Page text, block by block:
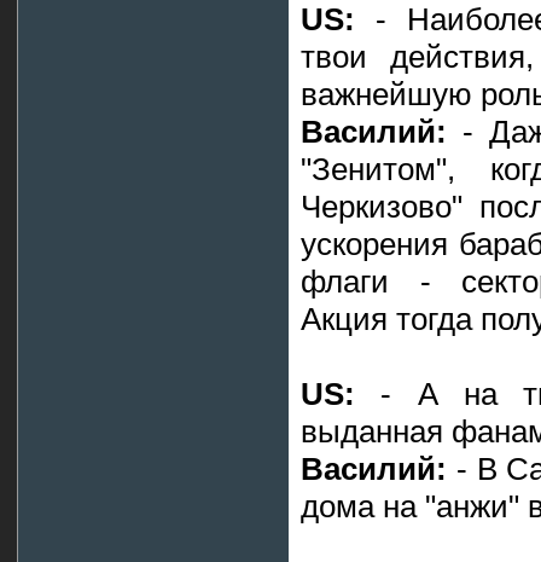
US: -
твои
важнейшую
Василий: -
"Зенитом",
Черкизово"
ускорения
флаги -
Акция тогда
US: - А на
выданная
Василий: - В
дома на "анжи"